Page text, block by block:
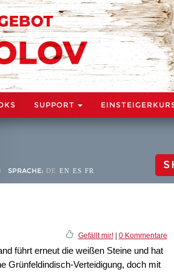
SUPPORT
SPRACHE: DE EN ES FR
Gefällt mir!| 0 Kommentare
führt erneut die weißen Steine und hat
Grünfeldindisch-Verteidigung, doch mit